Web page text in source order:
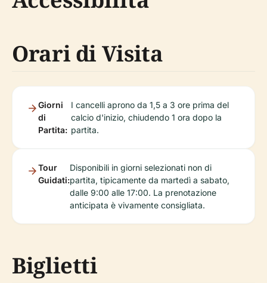
Orari di Visita
Giorni
di
Partita:
I cancelli aprono da 1,5 a 3 ore prima del
calcio d'inizio, chiudendo 1 ora dopo la
partita.
Tour
Guidati:
Disponibili in giorni selezionati non di
partita, tipicamente da martedì a sabato,
dalle 9:00 alle 17:00. La prenotazione
anticipata è vivamente consigliata.
Biglietti